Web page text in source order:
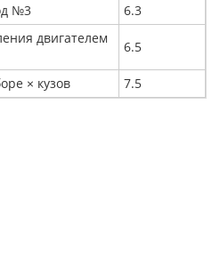
№3
6.3
двигателем
6.5
× кузов 7.5